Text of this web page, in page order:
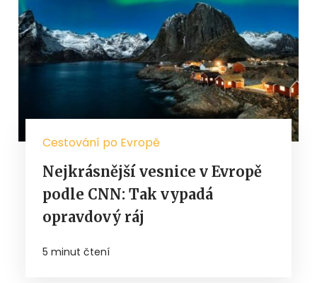
Cestování po Evropě
Nejkrásnější vesnice v Evropě
podle CNN: Tak vypadá
opravdový ráj
5 minut čtení